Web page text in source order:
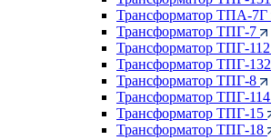
Трансформатор ТПА-7Г
Трансформатор ТПГ-7
Трансформатор ТПГ-112
Трансформатор ТПГ-132
Трансформатор ТПГ-8
Трансформатор ТПГ-114
Трансформатор ТПГ-15
Трансформатор ТПГ-18